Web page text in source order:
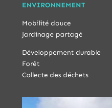
ENVIRONNEMENT
Mobilité douce
Jardinage partagé
Développement durable
Forêt
Collecte des déchets